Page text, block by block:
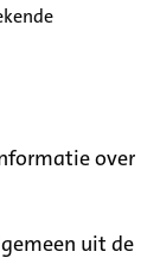
over
uit de